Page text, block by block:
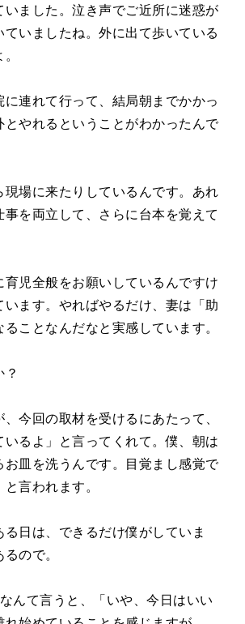
ました。泣き声でご近所に迷惑が
いましたね。外に出て歩いている
連れて行って、結局朝までかかっ
やれるということがわかったんで
場に来たりしているんです。あれ
を両立して、さらに台本を覚えて
児全般をお願いしているんですけ
ます。やればやるだけ、妻は「助
ことなんだなと実感しています。
今回の取材を受けるにあたって、
るよ」と言ってくれて。僕、朝は
皿を洗うんです。目覚まし感覚で
言われます。
日は、できるだけ僕がしていま
ので。
んて言うと、「いや、今日はいい